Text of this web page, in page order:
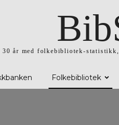
år med folkebibliotek-statistikk,
Folkebibliotek